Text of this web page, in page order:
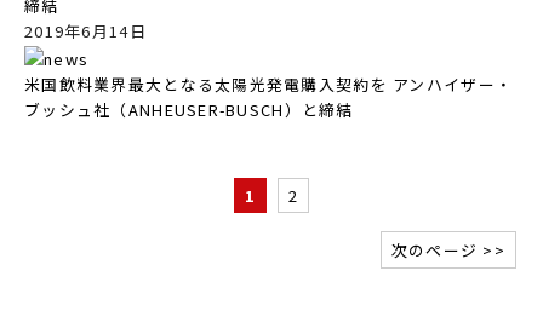
締結
2019年6月14日
米国飲料業界最大となる太陽光発電購入契約を アンハイザー・
ブッシュ社（ANHEUSER-BUSCH）と締結
1 2
次のページ >>